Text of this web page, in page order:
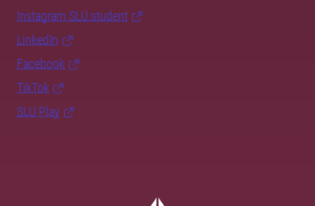
Instagram SLU.student
LinkedIn
Facebook
TikTok
SLU Play